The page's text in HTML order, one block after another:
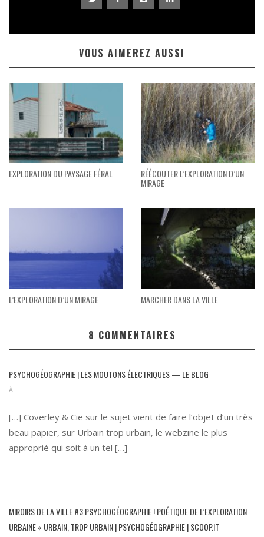
VOUS AIMEREZ AUSSI
EXPLORATION DU PAYSAGE FÉRAL RÉÉCOUTER L’EXPLORATION D’UN
MIRAGE
L’EXPLORATION D’UN MIRAGE MARCHER DANS LA VILLE
8 COMMENTAIRES
PSYCHOGÉOGRAPHIE | LES MOUTONS ÉLECTRIQUES — LE BLOG
À
[…] Coverley & Cie sur le sujet vient de faire l’objet d’un très
beau papier, sur Urbain trop urbain, le webzine le plus
approprié qui soit à un tel […]
MIROIRS DE LA VILLE #3 PSYCHOGÉOGRAPHIE ! POÉTIQUE DE L’EXPLORATION
URBAINE « URBAIN, TROP URBAIN | PSYCHOGÉOGRAPHIE | SCOOP.IT